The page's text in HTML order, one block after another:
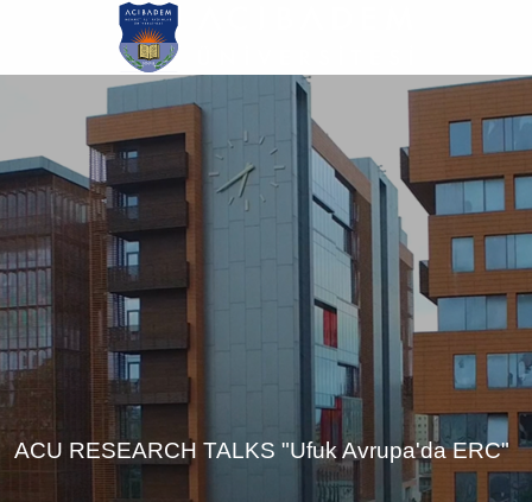
atla
ACU RESEARCH TALKS "Ufuk Avrupa'da ERC"